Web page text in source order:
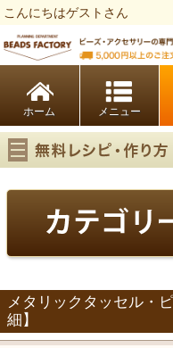
こんにちはゲストさん
ホーム
メタリックタッセル・
細】